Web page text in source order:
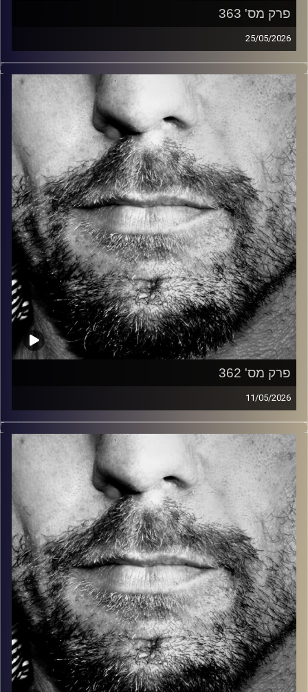
פרק מס' 363
25/05/2026
זיפים, מוזיקה מחוספסת של הופעות חיות. הרבה ג'אם, רוק,
בלוז, bluegrass, ג'אז, Fאנק, פרוגרסיב ואפילו אלקטרוניקה.
כל מה שחי, אמיתי ונושם.
עם שמוליק רגב.
קרדיט תמונות: David Goehring
פרק מס' 362
11/05/2026
זיפים, מוזיקה מחוספסת של הופעות חיות. הרבה ג'אם, רוק,
בלוז, bluegrass, ג'אז, Fאנק, פרוגרסיב ואפילו אלקטרוניקה.
כל מה שחי, אמיתי ונושם.
עם שמוליק רגב.
קרדיט תמונות: David Goehring